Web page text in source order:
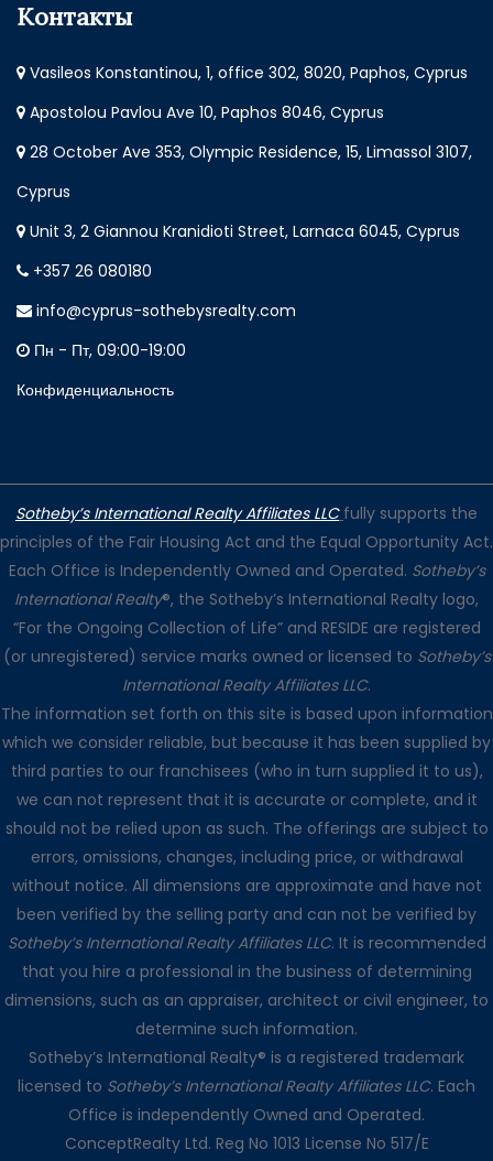
Контакты
Vasileos Konstantinou, 1, office 302, 8020, Paphos, Cyprus
Apostolou Pavlou Ave 10, Paphos 8046, Cyprus
28 October Ave 353, Olympic Residence, 15, Limassol 3107,
Cyprus
Unit 3, 2 Giannou Kranidioti Street, Larnaca 6045, Cyprus
+357 26 080180
info@cyprus-sothebysrealty.com
Пн - Пт, 09:00-19:00
Конфиденциальность
Sotheby’s International Realty Affiliates LLC fully supports the
principles of the Fair Housing Act and the Equal Opportunity Act.
Each Office is Independently Owned and Operated. Sotheby’s
International Realty®, the Sotheby’s International Realty logo,
“For the Ongoing Collection of Life” and RESIDE are registered
(or unregistered) service marks owned or licensed to Sotheby’s
International Realty Affiliates LLC.
The information set forth on this site is based upon information
which we consider reliable, but because it has been supplied by
third parties to our franchisees (who in turn supplied it to us),
we can not represent that it is accurate or complete, and it
should not be relied upon as such. The offerings are subject to
errors, omissions, changes, including price, or withdrawal
without notice. All dimensions are approximate and have not
been verified by the selling party and can not be verified by
Sotheby’s International Realty Affiliates LLC. It is recommended
that you hire a professional in the business of determining
dimensions, such as an appraiser, architect or civil engineer, to
determine such information.
Sotheby’s International Realty® is a registered trademark
licensed to Sotheby’s International Realty Affiliates LLC. Each
Office is independently Owned and Operated.
ConceptRealty Ltd. Reg No 1013 License No 517/E